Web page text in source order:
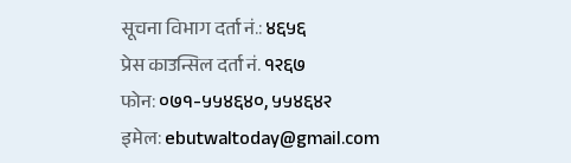
सूचना विभाग दर्ता नं.:४६५६
प्रेस काउन्सिल दर्ता नं.१२६७
फोन:०७१-५५४६४०, ५५४६४२
इमेल:ebutwaltoday@gmail.com